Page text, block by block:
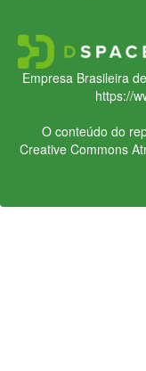
Empresa Brasileira
https://
O conteúdo do
Creative Commons